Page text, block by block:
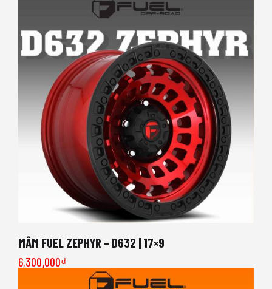
MÂM FUEL ZEPHYR – D632 | 17×9
6,300,000₫